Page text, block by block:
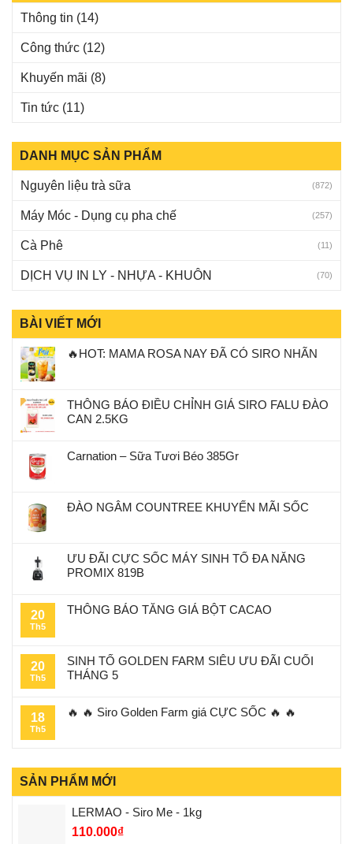
Thông tin (14)
Công thức (12)
Khuyến mãi (8)
Tin tức (11)
DANH MỤC SẢN PHẨM
Nguyên liệu trà sữa (872)
Máy Móc - Dụng cụ pha chế (257)
Cà Phê (11)
DỊCH VỤ IN LY - NHỰA - KHUÔN (70)
BÀI VIẾT MỚI
🔥HOT: MAMA ROSA NAY ĐÃ CÓ SIRO NHÃN
THÔNG BÁO ĐIỀU CHỈNH GIÁ SIRO FALU ĐÀO
CAN 2.5KG
Carnation – Sữa Tươi Béo 385Gr
ĐÀO NGÂM COUNTREE KHUYẾN MÃI SỐC
ƯU ĐÃI CỰC SỐC MÁY SINH TỐ ĐA NĂNG
PROMIX 819B
20
Th5
THÔNG BÁO TĂNG GIÁ BỘT CACAO
20
Th5
SINH TỐ GOLDEN FARM SIÊU ƯU ĐÃI CUỐI
THÁNG 5
18
Th5
🔥 🔥 Siro Golden Farm giá CỰC SỐC 🔥 🔥
SẢN PHẨM MỚI
LERMAO - Siro Me - 1kg
110.000₫